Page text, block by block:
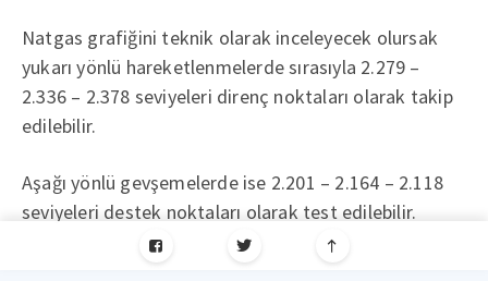
Natgas grafiğini teknik olarak inceleyecek olursak
yukarı yönlü hareketlenmelerde sırasıyla 2.279 –
2.336 – 2.378 seviyeleri direnç noktaları olarak takip
edilebilir.
Aşağı yönlü gevşemelerde ise 2.201 – 2.164 – 2.118
seviyeleri destek noktaları olarak test edilebilir.